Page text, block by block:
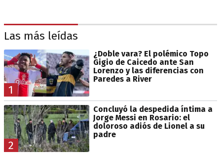
Las más leídas
1
¿Doble vara? El polémico Topo
Gigio de Caicedo ante San
Lorenzo y las diferencias con
Paredes a River
2
Concluyó la despedida íntima a
Jorge Messi en Rosario: el
doloroso adiós de Lionel a su
padre